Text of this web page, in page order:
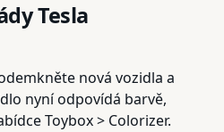
Tesla
nová vozidla a
nyní odpovídá barvě,
Toybox > Colorizer.